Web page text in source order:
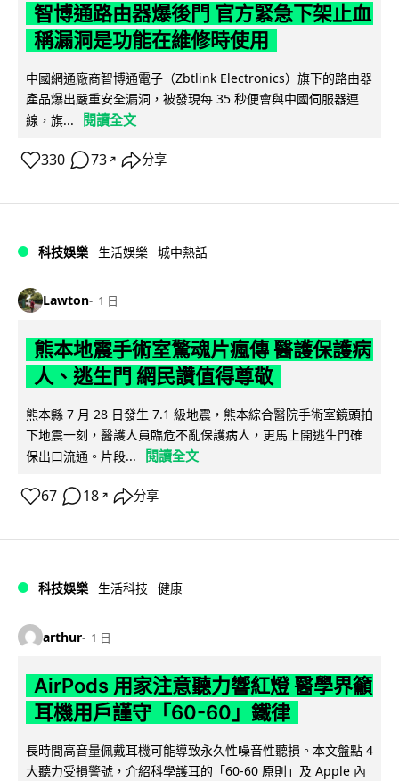
智博通路由器爆後門 官方緊急下架止血
稱漏洞是功能在維修時使用
中國網通廠商智博通電子（Zbtlink Electronics）旗下的路由器
產品爆出嚴重安全漏洞，被發現每 35 秒便會與中國伺服器連
線，旗...
閱讀全文
330 73 ↗ 分享
科技娛樂 生活娛樂 城中熱話
Lawton 1 日
熊本地震手術室驚魂片瘋傳 醫護保護病
人、逃生門 網民讚值得尊敬
熊本縣 7 月 28 日發生 7.1 級地震，熊本綜合醫院手術室鏡頭拍
下地震一刻，醫護人員臨危不亂保護病人，更馬上開逃生門確
保出口流通。片段...
閱讀全文
67 18 ↗ 分享
科技娛樂 生活科技 健康
arthur 1 日
AirPods 用家注意聽力響紅燈 醫學界籲
耳機用戶謹守「60-60」鐵律
長時間高音量佩戴耳機可能導致永久性噪音性聽損。本文盤點 4
大聽力受損警號，介紹科學護耳的「60-60 原則」及 Apple 內